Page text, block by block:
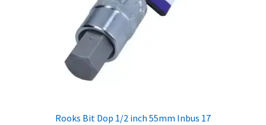
Rooks Bit Dop 1/2 inch 55mm Inbus 17